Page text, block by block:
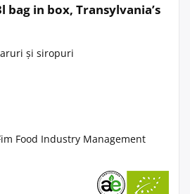
bag in box, Transylvania’s
și siropuri
Food Industry Management